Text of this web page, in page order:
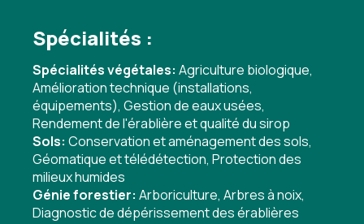
Spécialités :
Spécialités végétales: Agriculture biologique,
Amélioration technique (installations,
équipements), Gestion de eaux usées,
Rendement de l'érablière et qualité du sirop
Sols: Conservation et aménagement des sols,
Géomatique et télédétection, Protection des
milieux humides
Génie forestier: Arboriculture, Arbres à noix,
Diagnostic de dépérissement des érablières